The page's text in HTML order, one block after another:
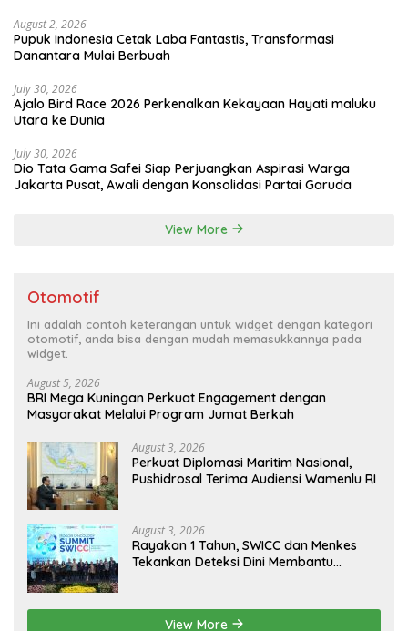
August 2, 2026
Pupuk Indonesia Cetak Laba Fantastis, Transformasi
Danantara Mulai Berbuah
July 30, 2026
Ajalo Bird Race 2026 Perkenalkan Kekayaan Hayati maluku
Utara ke Dunia
July 30, 2026
Dio Tata Gama Safei Siap Perjuangkan Aspirasi Warga
Jakarta Pusat, Awali dengan Konsolidasi Partai Garuda
View More
Otomotif
Ini adalah contoh keterangan untuk widget dengan kategori
otomotif, anda bisa dengan mudah memasukkannya pada
widget.
August 5, 2026
BRI Mega Kuningan Perkuat Engagement dengan
Masyarakat Melalui Program Jumat Berkah
August 3, 2026
Perkuat Diplomasi Maritim Nasional,
Pushidrosal Terima Audiensi Wamenlu RI
August 3, 2026
Rayakan 1 Tahun, SWICC dan Menkes
Tekankan Deteksi Dini Membantu
View More